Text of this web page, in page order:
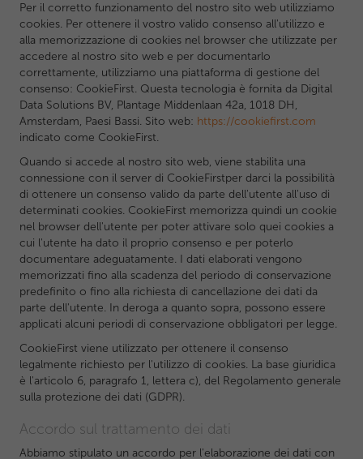
Per il corretto funzionamento del nostro sito web utilizziamo
cookies. Per ottenere il vostro valido consenso all'utilizzo e
alla memorizzazione di cookies nel browser che utilizzate per
accedere al nostro sito web e per documentarlo
correttamente, utilizziamo una piattaforma di gestione del
consenso: CookieFirst. Questa tecnologia è fornita da Digital
Data Solutions BV, Plantage Middenlaan 42a, 1018 DH,
Amsterdam, Paesi Bassi. Sito web: https://cookiefirst.com
indicato come CookieFirst.
Quando si accede al nostro sito web, viene stabilita una
connessione con il server di CookieFirstper darci la possibilità
di ottenere un consenso valido da parte dell'utente all'uso di
determinati cookies. CookieFirst memorizza quindi un cookie
nel browser dell'utente per poter attivare solo quei cookies a
cui l'utente ha dato il proprio consenso e per poterlo
documentare adeguatamente. I dati elaborati vengono
memorizzati fino alla scadenza del periodo di conservazione
predefinito o fino alla richiesta di cancellazione dei dati da
parte dell'utente. In deroga a quanto sopra, possono essere
applicati alcuni periodi di conservazione obbligatori per legge.
CookieFirst viene utilizzato per ottenere il consenso
legalmente richiesto per l'utilizzo di cookies. La base giuridica
è l'articolo 6, paragrafo 1, lettera c), del Regolamento generale
sulla protezione dei dati (GDPR).
Accordo sul trattamento dei dati
Abbiamo stipulato un accordo per l'elaborazione dei dati con